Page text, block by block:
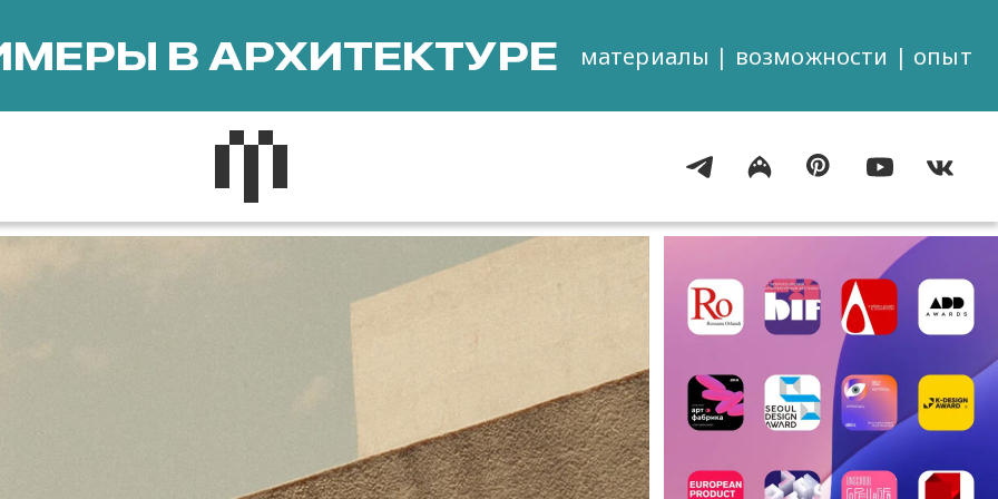
В АРХИТЕКТУРЕ материалы | возможности | опыт